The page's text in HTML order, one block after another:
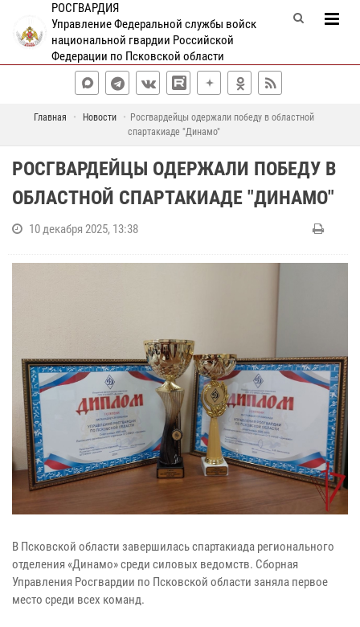
РОСГВАРДИЯ
Управление Федеральной службы войск
национальной гвардии Российской
Федерации по Псковской области
Главная Новости
Росгвардейцы одержали победу в областной
спартакиаде "Динамо"
РОСГВАРДЕЙЦЫ ОДЕРЖАЛИ ПОБЕДУ В
ОБЛАСТНОЙ СПАРТАКИАДЕ "ДИНАМО"
10 декабря 2025, 13:38
В Псковской области завершилась спартакиада регионального
отделения «Динамо» среди силовых ведомств. Сборная
Управления Росгвардии по Псковской области заняла первое
место среди всех команд.